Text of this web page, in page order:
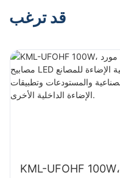
والمستودعات وما إلى
ذلك.
قد ترغب
KML-UFOHF 100W،